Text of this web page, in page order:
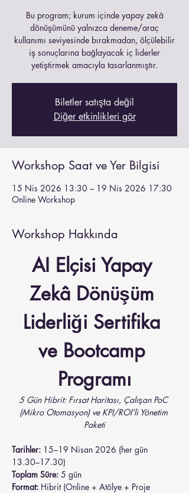
Bu program; kurum içinde yapay zekâ
dönüşümünü yalnızca deneme/araç
kullanımı seviyesinde bırakmadan, ölçülebilir
iş sonuçlarına bağlayacak iç liderler
yetiştirmek amacıyla tasarlanmıştır.
Biletler satışta değil
Diğer etkinlikleri gör
Workshop Saat ve Yer Bilgisi
15 Nis 2026 13:30 – 19 Nis 2026 17:30
Online Workshop
Workshop Hakkında
AI Elçisi Yapay
Zekâ Dönüşüm
Liderliği Sertifika
ve Bootcamp
Programı
5 Gün Hibrit: Fırsat Haritası, Çalışan PoC
(Mikro Otomasyon) ve KPI/ROI’li Yönetim
Paketi
Tarihler: 15–19 Nisan 2026 (her gün
13.30–17.30)
Toplam Süre: 5 gün
Format: Hibrit (Online + Atölye + Proje